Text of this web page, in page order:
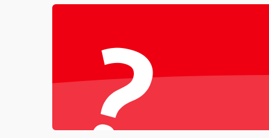
Программное обеспечение
Корпус и механика
Пульт и управление
?